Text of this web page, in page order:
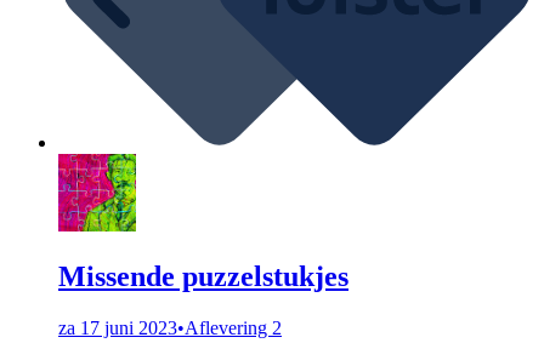
Missende puzzelstukjes
za 17 juni 2023•Aflevering 2